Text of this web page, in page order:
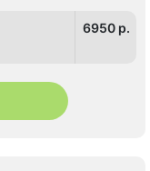
6950 p.